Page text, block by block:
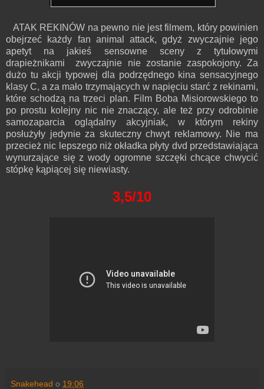
ATAK REKINÓW na pewno nie jest filmem, który powinien
obejrzeć każdy fan animal attack, gdyż zwyczajnie jego
apetyt na jakieś sensowne sceny z tytułowymi
drapieżnikami zwyczajnie nie zostanie zaspokojony. Za
dużo tu akcji typowej dla podrzędnego kina sensacyjnego
klasy C, a za mało trzymających w napięciu starć z rekinami,
które schodzą na trzeci plan. Film Boba Misiorowskiego to
po prostu kolejny nic nie znaczący, ale też przy odrobinie
samozaparcia oglądalny akcyjniak, w którym rekiny
posłużyły jedynie za skuteczny chwyt reklamowy. Nie ma
przecież nic lepszego niż okładka płyty dvd przedstawiająca
wynurzające się z wody ogromne szczęki chcące chwycić
stópkę kąpiącej się niewiasty.
3,5/10
Snakehead o 19:06